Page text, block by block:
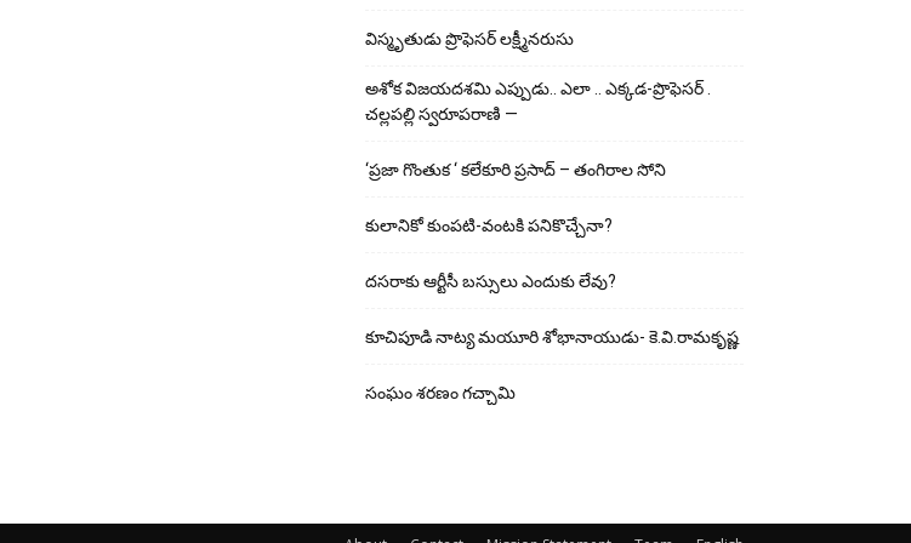
విస్మృతుడు ప్రొఫెసర్ లక్ష్మీనరుసు
అశోక విజ‌య‌ద‌శ‌మి ఎప్పుడు.. ఎలా .. ఎక్క‌డ‌-ప్రొఫెసర్ .
చల్లపల్లి స్వరూపరాణి —
‘ప్రజా గొంతుక ‘ కలేకూరి ప్రసాద్ – తంగిరాల సోని
కులానికో కుంప‌టి-వంట‌కి ప‌నికొచ్చేనా?
ద‌స‌రాకు ఆర్టీసీ బ‌స్సులు ఎందుకు లేవు?
కూచిపూడి నాట్య మ‌యూరి శోభానాయుడు- కె.వి.రామకృష్ణ
సంఘం శరణం గచ్చామి